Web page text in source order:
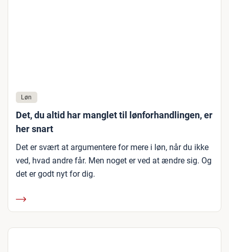
Løn
Det, du altid har manglet til lønforhandlingen, er
her snart
Det er svært at argumentere for mere i løn, når du ikke
ved, hvad andre får. Men noget er ved at ændre sig. Og
det er godt nyt for dig.